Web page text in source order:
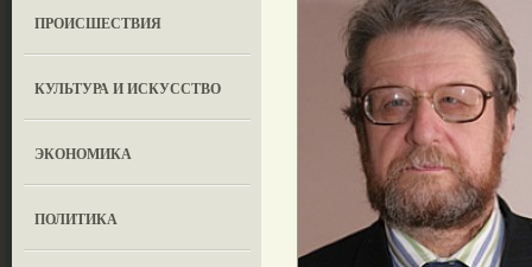
ПРОИСШЕСТВИЯ
КУЛЬТУРА И ИСКУССТВО
ЭКОНОМИКА
ПОЛИТИКА